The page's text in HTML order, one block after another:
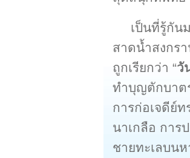
เป็นที่รู้กัน
สาดน้ำสงกร
ถูกเรียกว่า “วั
ทำบุญตักบาต
การก่อเจดีย์
นาเกลือ การ
ชายทะเลบน